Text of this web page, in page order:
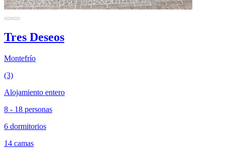
Tres Deseos
Montefrío
(3)
Alojamiento entero
8 - 18 personas
6 dormitorios
14 camas